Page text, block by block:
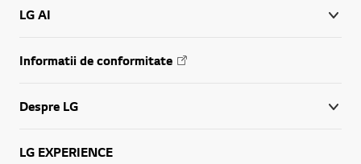
LG AI
Informatii de conformitate
Despre LG
LG EXPERIENCE